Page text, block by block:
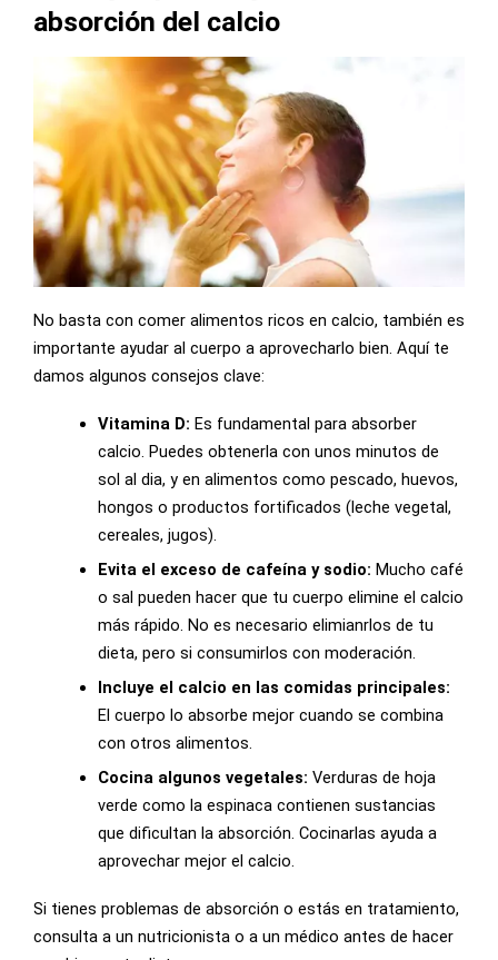
absorción del calcio
No basta con comer alimentos ricos en calcio, también es
importante ayudar al cuerpo a aprovecharlo bien. Aquí te
damos algunos consejos clave:
Vitamina D: Es fundamental para absorber
calcio. Puedes obtenerla con unos minutos de
sol al dia, y en alimentos como pescado, huevos,
hongos o productos fortificados (leche vegetal,
cereales, jugos).
Evita el exceso de cafeína y sodio: Mucho café
o sal pueden hacer que tu cuerpo elimine el calcio
más rápido. No es necesario elimianrlos de tu
dieta, pero si consumirlos con moderación.
Incluye el calcio en las comidas principales:
El cuerpo lo absorbe mejor cuando se combina
con otros alimentos.
Cocina algunos vegetales:Verduras de hoja
verde como la espinaca contienen sustancias
que dificultan la absorción. Cocinarlas ayuda a
aprovechar mejor el calcio.
Si tienes problemas de absorción o estás en tratamiento,
consulta a un nutricionista o a un médico antes de hacer